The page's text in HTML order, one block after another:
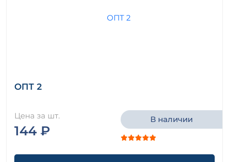
ОПТ 2
Цена за шт.
144 ₽
В наличии